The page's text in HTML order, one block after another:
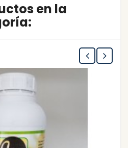
en la